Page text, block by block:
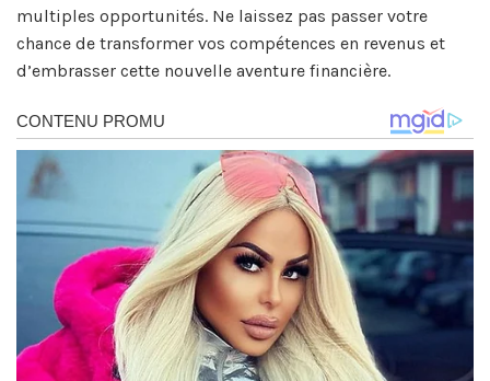
multiples opportunités. Ne laissez pas passer votre
chance de transformer vos compétences en revenus et
d’embrasser cette nouvelle aventure financière.